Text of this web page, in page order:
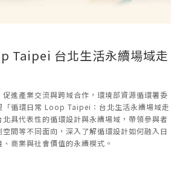
Taipei 台北生活永續場域走
進產業交流與跨域合作，環境部資源循環署委
「循環日常 Loop Taipei：台北生活永續場域走
具代表性的循環設計與永續場域，帶領參與者
間等不同面向，深入了解循環設計如何融入日
商業與社會價值的永續模式。